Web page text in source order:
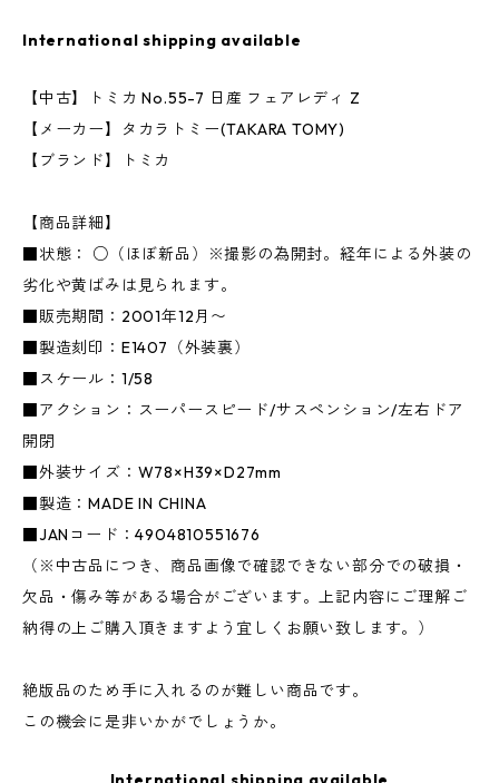
International shipping available
【中古】トミカ No.55-7 日産 フェアレディ Z
【メーカー】タカラトミー(TAKARA TOMY)
【ブランド】トミカ
【商品詳細】
■状態： ○（ほぼ新品）※撮影の為開封。経年による外装の
劣化や黄ばみは見られます。
■販売期間：2001年12月〜
■製造刻印：E1407（外装裏）
■スケール：1/58
■アクション：スーパースピード/サスペンション/左右ドア
開閉
■外装サイズ：W78×H39×D27mm
■製造：MADE IN CHINA
■JANコード：4904810551676
（※中古品につき、商品画像で確認できない部分での破損・
欠品・傷み等がある場合がございます。上記内容にご理解ご
納得の上ご購入頂きますよう宜しくお願い致します。）
絶版品のため手に入れるのが難しい商品です。
この機会に是非いかがでしょうか。